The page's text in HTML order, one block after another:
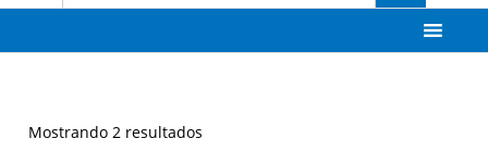
Mostrando 2 resultados